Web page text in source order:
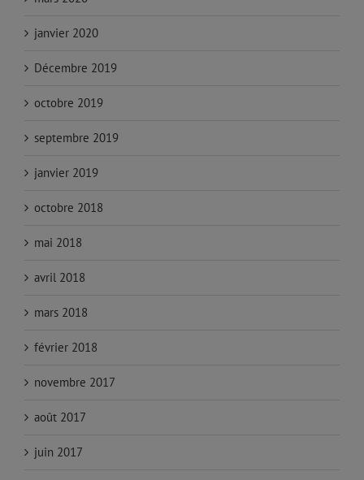
janvier 2020
Décembre 2019
octobre 2019
septembre 2019
janvier 2019
octobre 2018
mai 2018
avril 2018
mars 2018
février 2018
novembre 2017
août 2017
juin 2017